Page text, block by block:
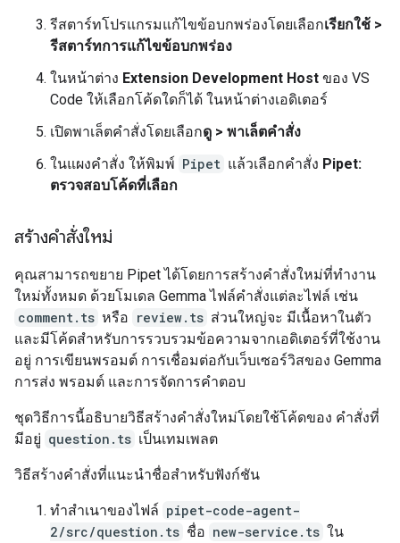
รีสตาร์ทโปรแกรมแก้ไขข้อบกพร่องโดยเลือกเรียกใช้ >
รีสตาร์ทการแก้ไขข้อบกพร่อง
ในหน้าต่าง Extension Development Host ของ VS
Code ให้เลือกโค้ดใดก็ได้ ในหน้าต่างเอดิเตอร์
เปิดพาเล็ตคำสั่งโดยเลือกดู > พาเล็ตคำสั่ง
ในแผงคำสั่ง ให้พิมพ์ Pipet แล้วเลือกคำสั่ง Pipet:
ตรวจสอบโค้ดที่เลือก
สร้างคำสั่งใหม่
คุณสามารถขยาย Pipet ได้โดยการสร้างคำสั่งใหม่ที่ทำงาน
ใหม่ทั้งหมด ด้วยโมเดล Gemma ไฟล์คำสั่งแต่ละไฟล์ เช่น
comment.ts หรือ review.ts ส่วนใหญ่จะ มีเนื้อหาในตัว
และมีโค้ดสำหรับการรวบรวมข้อความจากเอดิเตอร์ที่ใช้งาน
อยู่ การเขียนพรอมต์ การเชื่อมต่อกับเว็บเซอร์วิสของ Gemma
การส่ง พรอมต์ และการจัดการคำตอบ
ชุดวิธีการนี้อธิบายวิธีสร้างคำสั่งใหม่โดยใช้โค้ดของ คำสั่งที่
มีอยู่ question.ts เป็นเทมเพลต
วิธีสร้างคำสั่งที่แนะนำชื่อสำหรับฟังก์ชัน
ทำสำเนาของไฟล์ pipet-code-agent-
2/src/question.ts ชื่อ new-service.ts ใน